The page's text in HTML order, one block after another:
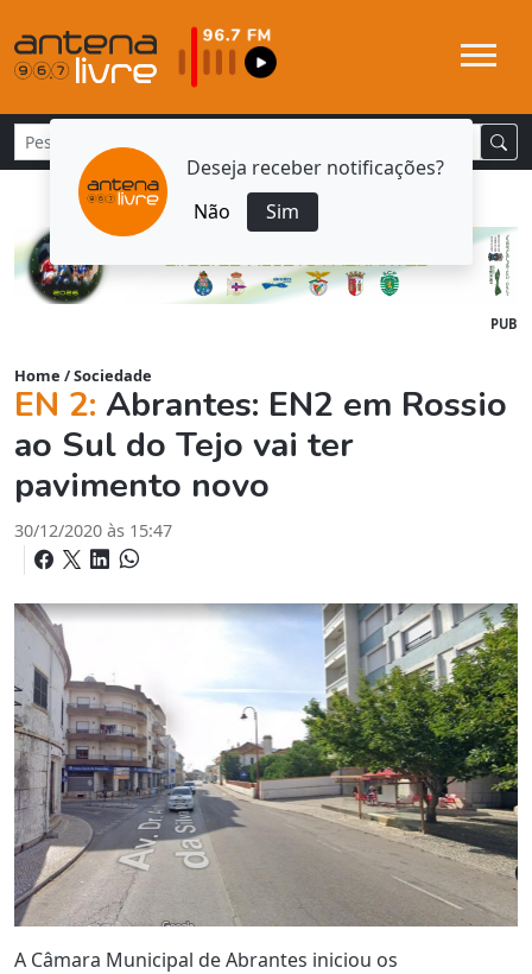
Deseja receber notificações?
Não
Sim
PUB
Home /Sociedade
EN 2: Abrantes: EN2 em Rossio
ao Sul do Tejo vai ter
pavimento novo
30/12/2020 às 15:47
A Câmara Municipal de Abrantes iniciou os